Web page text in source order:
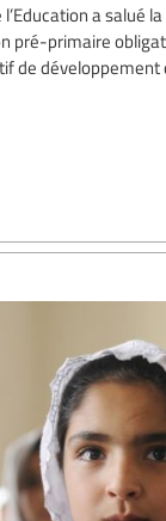
a salué
pré-primaire
de